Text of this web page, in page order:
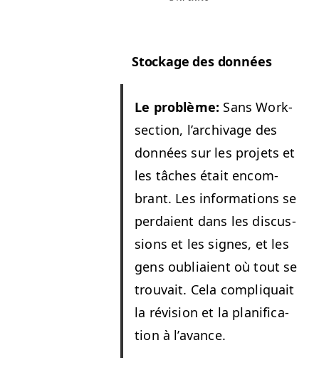
Stock­age des données
Le prob­lème: Sans Work­
sec­tion, l’archivage des
don­nées sur les pro­jets et
les tâch­es était encom­
brant. Les infor­ma­tions se
per­daient dans les dis­cus­
sions et les signes, et les
gens oubli­aient où tout se
trou­vait. Cela com­pli­quait
la révi­sion et la plan­i­fi­ca­
tion à l’avance.